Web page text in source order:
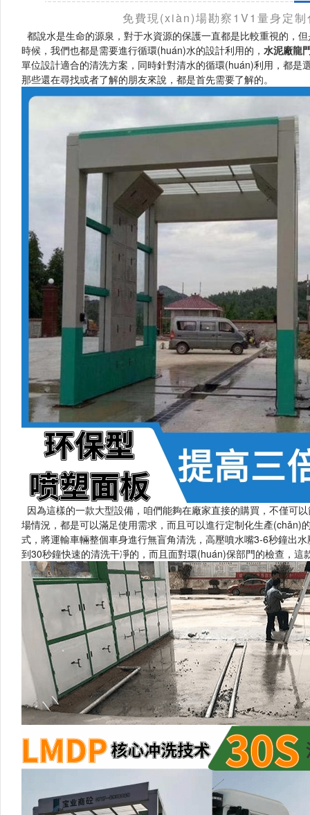
免費現(xiàn)場勘察1V1量身定
都說水是生命的源泉，對于水資源的保護一直都是比較重視的，
時候，我們也都是需要進行循環(huán)水的設計利用的， 水泥廠龍
單位設計適合的清洗方案，同時針對清水的循環(huán)利用，都
那些還在尋找或者了解的朋友來說，都是首先需要了解的。
因為這樣的一款大型設備，咱們能夠在廠家直接的購買，不
場情況，都是可以滿足使用需求，而且可以進行定制化生產
式，將運輸車輛整個車身進行無盲角清洗，高壓噴水嘴3-6秒
到30秒鐘快速的清洗干凈的，而且面對環(huán)保部門的檢查，